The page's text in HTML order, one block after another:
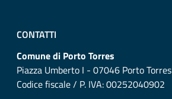
CONTATTI
Comune di Porto Torres
Piazza Umberto I - 07046 Porto Torres
Codice fiscale / P. IVA: 00252040902